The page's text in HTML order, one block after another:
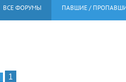
ВСЕ ФОРУМЫ ПАВШИЕ /
1